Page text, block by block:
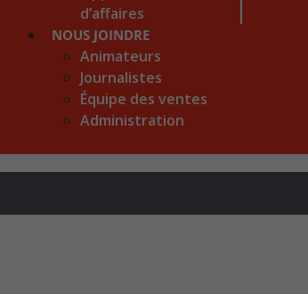
d’affaires
NOUS JOINDRE
Animateurs
Journalistes
Équipe des ventes
Administration